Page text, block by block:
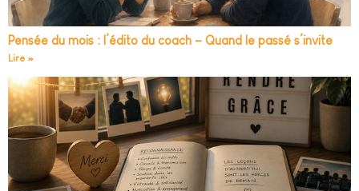
Pensée du mois : l’édito du coach – Quand le passé s’invite
Lire »